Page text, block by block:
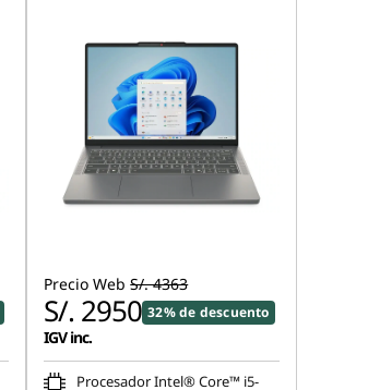
Precio Web S/. 4363
S/. 2950 32% de descuento
IGV inc.
Procesador Intel® Core™ i5-